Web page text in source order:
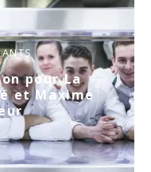
pour La
et Maxime